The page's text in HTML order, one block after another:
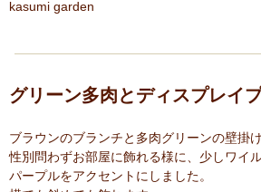
kasumi garden
グリーン多肉とディスプレイ
ブラウンのブランチと多肉グリーンの壁掛け
性別問わずお部屋に飾れる様に、少しワイ
パープルをアクセントにしました。